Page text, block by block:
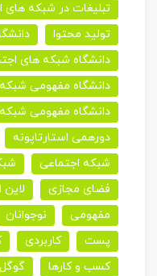
تبلیغات در شبکه های
تولید محتوا
دانشگاه شبکه های
دانشگاه مفهومی
دانشگاه مفهومی
دورهمی استارتاپونه
شبکه اجتماعی
فضای مجازی
لاین
مفهومی
نوجوانان
پست
کاربردی
کسب و کارها
گوگل